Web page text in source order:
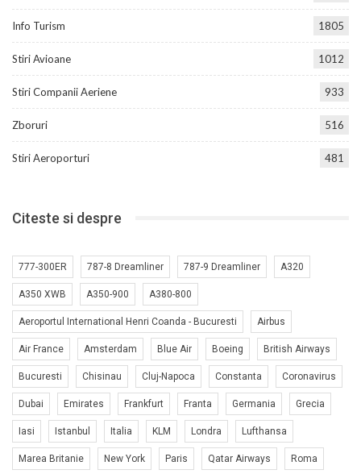
Info Turism 1805
Stiri Avioane 1012
Stiri Companii Aeriene 933
Zboruri 516
Stiri Aeroporturi 481
Citeste si despre
777-300ER 787-8 Dreamliner 787-9 Dreamliner A320
A350 XWB A350-900 A380-800
Aeroportul International Henri Coanda - Bucuresti Airbus
Air France Amsterdam Blue Air Boeing British Airways
Bucuresti Chisinau Cluj-Napoca Constanta Coronavirus
Dubai Emirates Frankfurt Franta Germania Grecia
Iasi Istanbul Italia KLM Londra Lufthansa
Marea Britanie New York Paris Qatar Airways Roma